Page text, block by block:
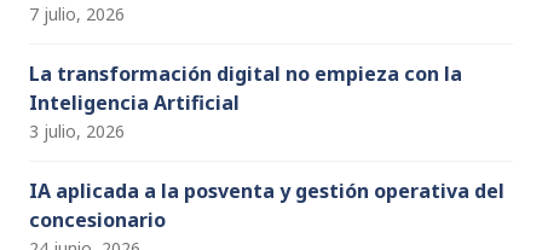
7 julio, 2026
La transformación digital no empieza con la
Inteligencia Artificial
3 julio, 2026
IA aplicada a la posventa y gestión operativa del
concesionario